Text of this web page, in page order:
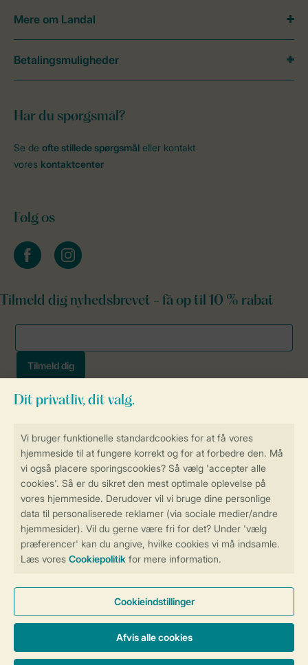
Få en personligt tilpasset oplevelse
på Landal.dk
Sikker datahåndtering
Sikker betaling
Har du spørgsmål?
Se de ofte stillede spørgsmål eller kontakt
vores kontaktcenter
Følg os
facebookinstagram
Tilmeld dig nyhedsbrevet - få op til 10 % rabat
Mere om Landal
Betalingsmuligheder
Vilkår og betingelser Persondatapolitik
Cookies og banner